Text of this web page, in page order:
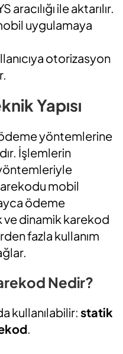
aracılığı ile aktarılır.
uygulamaya
otorizasyon
Yapısı
yöntemlerine
İşlemlerin
mobil
ödeme
ve dinamik karekod
fazla kullanım
Nedir?
kullanılabilir: statik
.